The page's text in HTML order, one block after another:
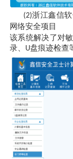
(2)浙江鑫信
网络安全项目
该系统解决了对
录、 U盘痕迹检查